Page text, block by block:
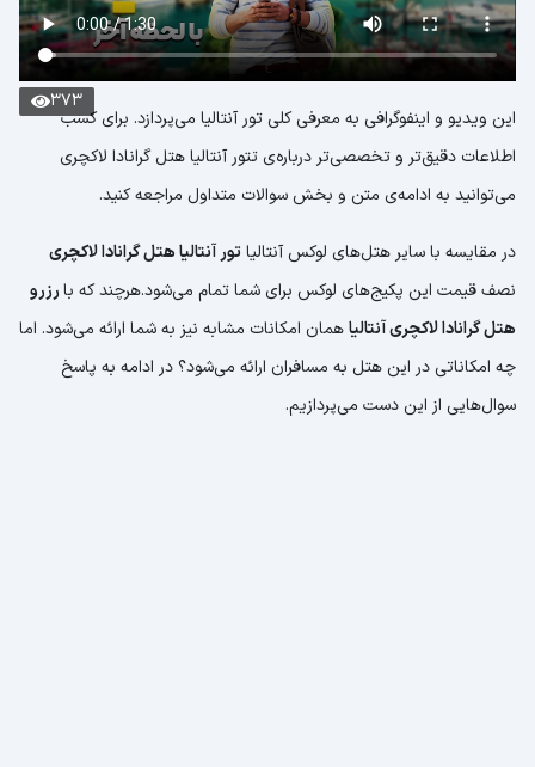
373
این ویدیو و اینفوگرافی به معرفی کلی تور آنتالیا می‌پردازد. برای کسب
اطلاعات دقیق‌تر و تخصصی‌تر درباره‌ی تتور آنتالیا هتل گرانادا لاکچری
می‌توانید به ادامه‌ی متن و بخش سوالات متداول مراجعه کنید.
در مقایسه با سایر هتل‌های لوکس آنتالیا تور آنتالیا هتل گرانادا لاکچری
نصف قیمت این پکیج‌های لوکس برای شما تمام می‌شود.هرچند که بارزرو
هتل گرانادا لاکچری آنتالیاهمان امکانات مشابه نیز به شما ارائه می‌شود. اما
چه امکاناتی در این هتل به مسافران ارائه می‌شود؟ در ادامه به پاسخ
سوال‌هایی از این دست می‌پردازیم.